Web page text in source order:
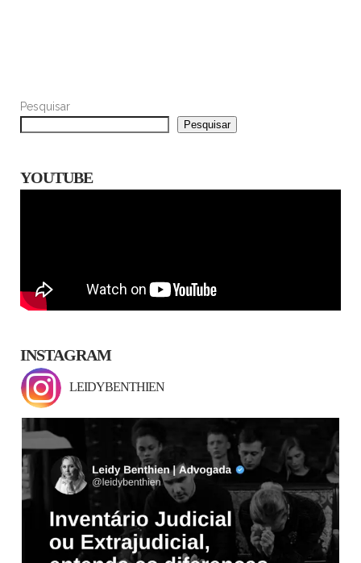
Pesquisar
Pesquisar
YOUTUBE
INSTAGRAM
LEIDYBENTHIEN